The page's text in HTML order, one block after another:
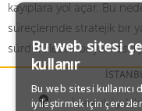
kayıplara yol açar. Bu
süreçlerinde stratejik bir
sürdürülebilir büyümesi
İçerenköy Mh
Bu web sitesi
kullanır
Bu web sitesi kullanıcı
iyileştirmek için